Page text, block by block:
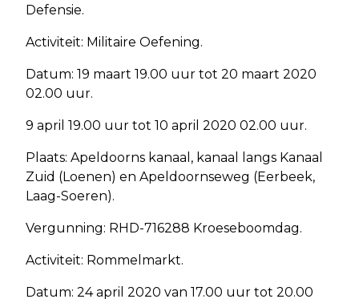
Defensie.
Activiteit: Militaire Oefening.
Datum: 19 maart 19.00 uur tot 20 maart 2020
02.00 uur.
9 april 19.00 uur tot 10 april 2020 02.00 uur.
Plaats: Apeldoorns kanaal, kanaal langs Kanaal
Zuid (Loenen) en Apeldoornseweg (Eerbeek,
Laag-Soeren).
Vergunning: RHD-716288 Kroeseboomdag.
Activiteit: Rommelmarkt.
Datum: 24 april 2020 van 17.00 uur tot 20.00